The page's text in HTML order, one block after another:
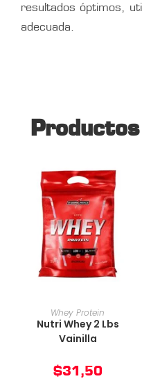
resultados óptimos,
adecuada.
AÑADIR AL CARRITO
Whey Protein
Nutri Whey 2 Lbs
Vainilla
$31,50